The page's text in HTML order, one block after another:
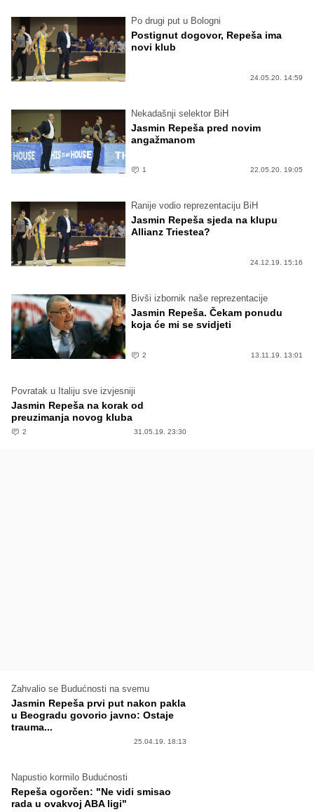
Po drugi put u Bologni
Postignut dogovor, Repeša ima
novi klub
24.05.20. 14:59
Nekadašnji selektor BiH
Jasmin Repeša pred novim
angažmanom
1 22.05.20. 19:05
Ranije vodio reprezentaciju BiH
Jasmin Repeša sjeda na klupu
Allianz Triestea?
24.12.19. 15:16
Bivši izbornik naše reprezentacije
Jasmin Repeša. Čekam ponudu
koja će mi se svidjeti
2 13.11.19. 13:01
Povratak u Italiju sve izvjesniji
Jasmin Repeša na korak od
preuzimanja novog kluba
2 31.05.19. 23:30
Zahvalio se Budućnosti na svemu
Jasmin Repeša prvi put nakon pakla
u Beogradu govorio javno: Ostaje
trauma...
25.04.19. 18:13
Napustio kormilo Budućnosti
Repeša ogorčen: "Ne vidi smisao
rada u ovakvoj ABA ligi"